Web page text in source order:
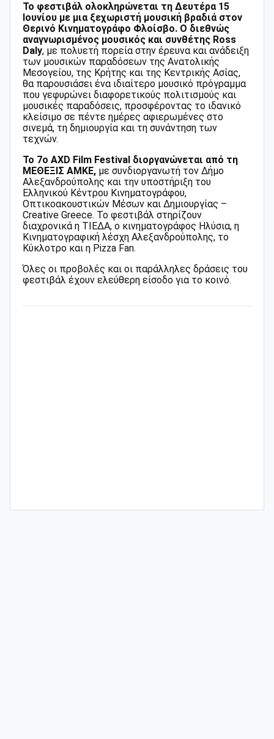
Το φεστιβάλ ολοκληρώνεται τη Δευτέρα 15
Ιουνίου με μια ξεχωριστή μουσική βραδιά στον
Θερινό Κινηματογράφο Φλοίσβο. Ο διεθνώς
αναγνωρισμένος μουσικός και συνθέτης Ross
Daly, με πολυετή πορεία στην έρευνα και ανάδειξη
των μουσικών παραδόσεων της Ανατολικής
Μεσογείου, της Κρήτης και της Κεντρικής Ασίας,
θα παρουσιάσει ένα ιδιαίτερο μουσικό πρόγραμμα
που γεφυρώνει διαφορετικούς πολιτισμούς και
μουσικές παραδόσεις, προσφέροντας το ιδανικό
κλείσιμο σε πέντε ημέρες αφιερωμένες στο
σινεμά, τη δημιουργία και τη συνάντηση των
τεχνών.
Το 7ο AXD Film Festival διοργανώνεται από τη
ΜΕΘΕΞΙΣ ΑΜΚΕ, με συνδιοργανωτή τον Δήμο
Αλεξανδρούπολης και την υποστήριξη του
Ελληνικού Κέντρου Κινηματογράφου,
Οπτικοακουστικών Μέσων και Δημιουργίας –
Creative Greece. Το φεστιβάλ στηρίζουν
διαχρονικά η ΤΙΕΔΑ, ο κινηματογράφος Ηλύσια, η
Κινηματογραφική λέσχη Αλεξανδρούπολης, το
Κύκλοτρο και η Pizza Fan.
Όλες οι προβολές και οι παράλληλες δράσεις του
φεστιβάλ έχουν ελεύθερη είσοδο για το κοινό.